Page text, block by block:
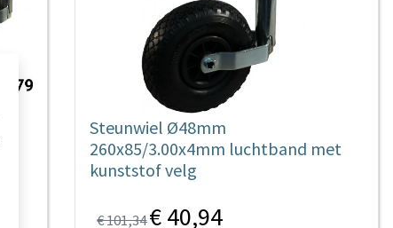
Steunwiel Ø48mm
260x85/3.00x4mm luchtband met
kunststof velg
€ 101,34€ 40,94